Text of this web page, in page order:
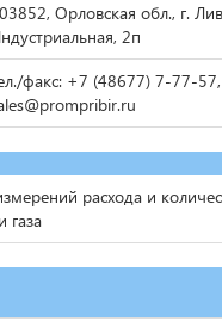
Орловская обл., г.
2п
факс: +7 (48677) 7-77-57,
расхода и
газа